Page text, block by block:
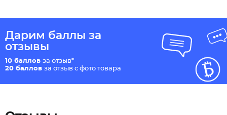
Дарим баллы за
отзывы
10 баллов за отзыв*
20 баллов за отзыв с фото товара